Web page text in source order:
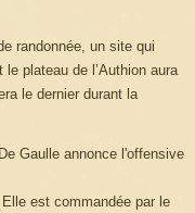
randonnée, un site qui
plateau de l’Authion aura
le dernier durant la
Gaulle annonce l'offensive
Elle est commandée par le